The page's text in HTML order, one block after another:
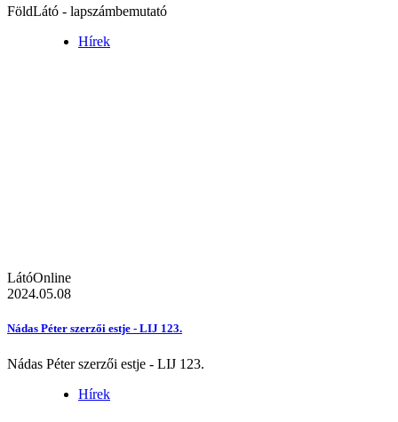
FöldLátó - lapszámbemutató
Hírek
LátóOnline
2024.05.08
Nádas Péter szerzői estje - LIJ 123.
Nádas Péter szerzői estje - LIJ 123.
Hírek